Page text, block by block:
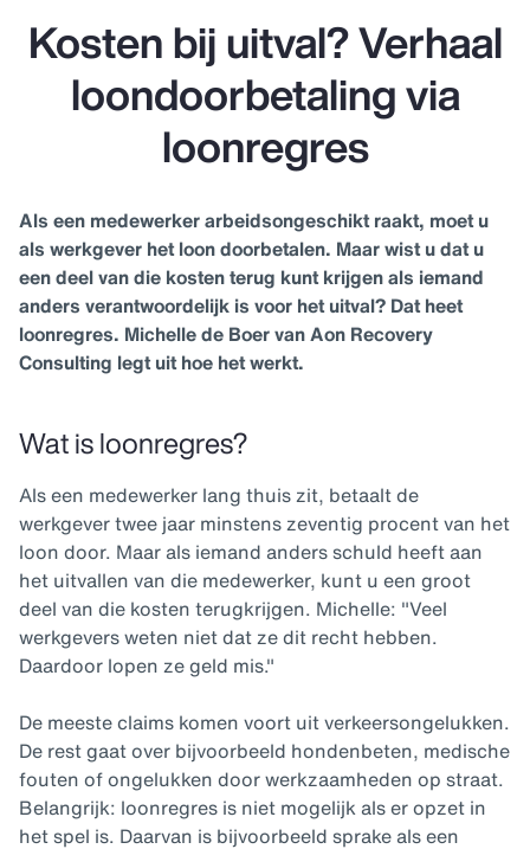
Kosten bij uitval? Verhaal
loondoorbetaling via
loonregres
Als een medewerker arbeidsongeschikt raakt, moet u
als werkgever het loon doorbetalen. Maar wist u dat u
een deel van die kosten terug kunt krijgen als iemand
anders verantwoordelijk is voor het uitval? Dat heet
loonregres. Michelle de Boer van Aon Recovery
Consulting legt uit hoe het werkt.
Wat is loonregres?
Als een medewerker lang thuis zit, betaalt de
werkgever twee jaar minstens zeventig procent van het
loon door. Maar als iemand anders schuld heeft aan
het uitvallen van die medewerker, kunt u een groot
deel van die kosten terugkrijgen. Michelle: "Veel
werkgevers weten niet dat ze dit recht hebben.
Daardoor lopen ze geld mis."
De meeste claims komen voort uit verkeersongelukken.
De rest gaat over bijvoorbeeld hondenbeten, medische
fouten of ongelukken door werkzaamheden op straat.
Belangrijk: loonregres is niet mogelijk als er opzet in
het spel is. Daarvan is bijvoorbeeld sprake als een